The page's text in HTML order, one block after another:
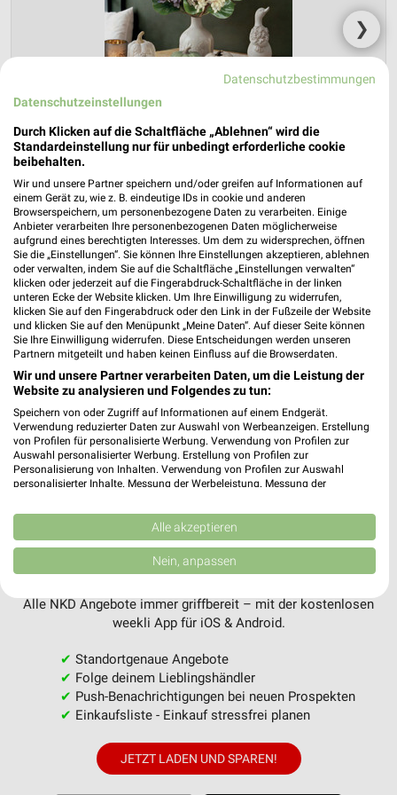
❯
NKD Prospekt für Werdau ab Mo. den
03.08.
Herbstliche Deko-Woche
Gültig von 03. Aug. bis 01. Sep.
📅 Kalendereintrag erstellen
PROSPEKT BLÄTTERN
MEHR PROSPEKTE
weekli - Prospekte & Angebote App
Alle NKD Angebote immer griffbereit – mit der kostenlosen
weekli App für iOS & Android.
✔ Standortgenaue Angebote
✔ Folge deinem Lieblingshändler
✔ Push-Benachrichtigungen bei neuen Prospekten
✔ Einkaufsliste - Einkauf stressfrei planen
JETZT LADEN UND SPAREN!
Datenschutzbestimmungen
Datenschutzeinstellungen
Durch Klicken auf die Schaltfläche „Ablehnen“ wird die
Standardeinstellung nur für unbedingt erforderliche cookie
beibehalten.
Wir und unsere Partner speichern und/oder greifen auf Informationen auf
einem Gerät zu, wie z. B. eindeutige IDs in cookie und anderen
Browserspeichern, um personenbezogene Daten zu verarbeiten. Einige
Anbieter verarbeiten Ihre personenbezogenen Daten möglicherweise
aufgrund eines berechtigten Interesses. Um dem zu widersprechen, öffnen
Sie die „Einstellungen“. Sie können Ihre Einstellungen akzeptieren, ablehnen
oder verwalten, indem Sie auf die Schaltfläche „Einstellungen verwalten“
klicken oder jederzeit auf die Fingerabdruck-Schaltfläche in der linken
unteren Ecke der Website klicken. Um Ihre Einwilligung zu widerrufen,
klicken Sie auf den Fingerabdruck oder den Link in der Fußzeile der Website
und klicken Sie auf den Menüpunkt „Meine Daten“. Auf dieser Seite können
Sie Ihre Einwilligung widerrufen. Diese Entscheidungen werden unseren
Partnern mitgeteilt und haben keinen Einfluss auf die Browserdaten.
Wir und unsere Partner verarbeiten Daten, um die Leistung der
Website zu analysieren und Folgendes zu tun:
Speichern von oder Zugriff auf Informationen auf einem Endgerät.
Verwendung reduzierter Daten zur Auswahl von Werbeanzeigen. Erstellung
von Profilen für personalisierte Werbung. Verwendung von Profilen zur
Auswahl personalisierter Werbung. Erstellung von Profilen zur
Personalisierung von Inhalten. Verwendung von Profilen zur Auswahl
personalisierter Inhalte. Messung der Werbeleistung. Messung der
Kombinationen von Daten aus verschiedenen Quellen. Entwicklung und
Verbesserung der Angebote. Verwendung reduzierter Daten zur Auswahl
von Inhalten.
Daten können außerhalb der Europäischen Union weitergegeben und in die
Website/App.
Partnerliste anzeigen (1 IAB-Anbieter)
IAB-Verarbeitungszwecke:
Speichern von oder Zugriff auf Informationen
auf einem Endgerät
Verwendung reduzierter Daten zur Auswahl von
Werbeanzeigen
Alle akzeptieren
Nein, anpassen